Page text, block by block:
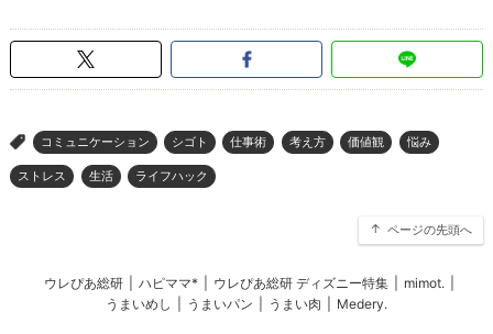
> コミュニケーション シゴト 仕事術 考え方 価値観 悩み
ストレス 生活 ライフハック
ページの先頭へ
ウレぴあ総研 ハピママ* ウレぴあ総研 ディズニー特集 mimot.
うまいめし
うまいパン うまい肉 Medery.